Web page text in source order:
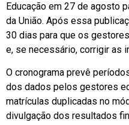
Educação em 27 de agosto
da União. Após essa
30 dias para que os
e, se necessário, corrigir as
O cronograma prevê
dos dados pelos gestores
matrículas duplicadas no
divulgação dos resultados